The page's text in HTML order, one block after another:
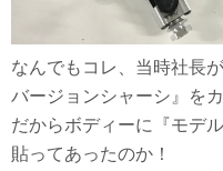
なんでもコレ、当時社長
バージョンシャーシ』を
だからボディーに『モデ
貼ってあったのか！